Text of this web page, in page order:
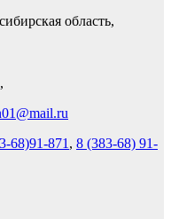
область,
,
68)91-871 , 8 (383-68) 91-